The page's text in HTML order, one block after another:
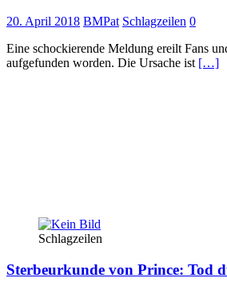
20. April 2018 BMPat Schlagzeilen 0
Eine schockierende Meldung ereilt Fans
aufgefunden worden. Die Ursache ist […]
Schlagzeilen
Sterbeurkunde von Prince: Tod